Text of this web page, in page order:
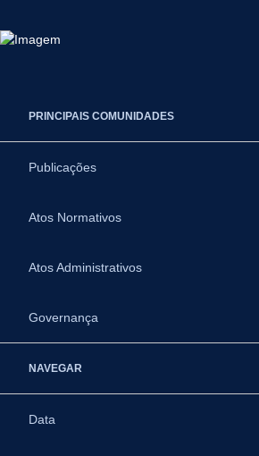
PRINCIPAIS COMUNIDADES
Publicações
Atos Normativos
Atos Administrativos
Governança
NAVEGAR
Data